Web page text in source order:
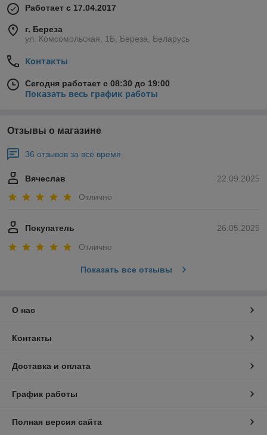
Работает с 17.04.2017
г. Береза
ул. Комсомольская, 1Б, Береза, Беларусь
Контакты
Сегодня работает с 08:30 до 19:00
Показать весь график работы
Отзывы о магазине
36 отзывов за всё время
22.09.2025
Вячеслав
Отлично
26.05.2025
Покупатель
Отлично
Показать все отзывы
О нас
Контакты
Доставка и оплата
График работы
Полная версия сайта